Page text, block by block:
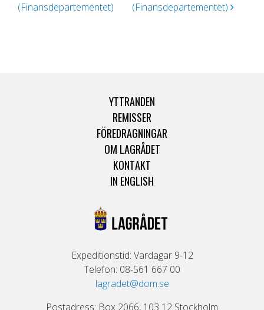
(Finansdepartementet)
(Finansdepartementet)
YTTRANDEN
REMISSER
FÖREDRAGNINGAR
OM LAGRÅDET
KONTAKT
IN ENGLISH
Expeditionstid: Vardagar 9-12
Telefon: 08-561 667 00
lagradet@dom.se
Postadress: Box 2066, 103 12 Stockholm